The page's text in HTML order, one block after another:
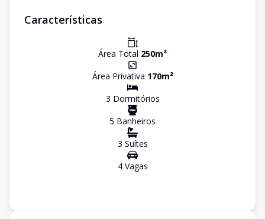
Características
Área Total 250m²
Área Privativa 170m²
3 Dormitórios
5 Banheiros
3 Suítes
4Vagas